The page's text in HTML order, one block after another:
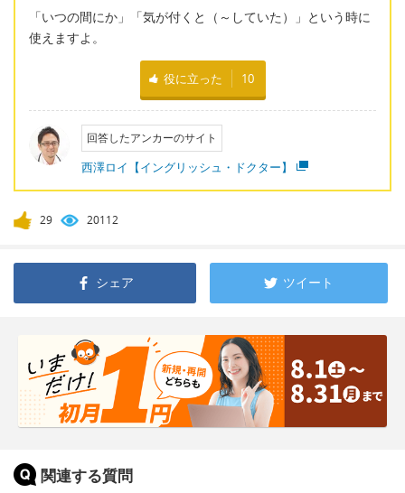
「いつの間にか」「気が付くと（～していた）」という時に
使えますよ。
役に立った 10
回答したアンカーのサイト
西澤ロイ【イングリッシュ・ドクター】
29 20112
シェア ツイート
関連する質問